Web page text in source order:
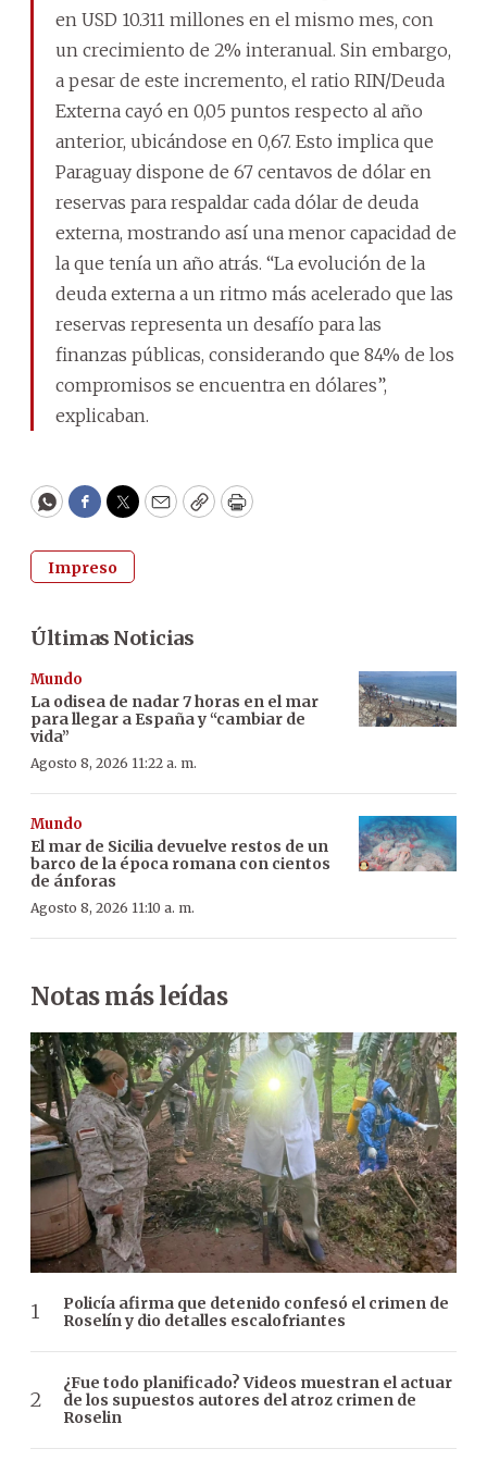
en USD 10.311 millones en el mismo mes, con
un crecimiento de 2% interanual. Sin embargo,
a pesar de este incremento, el ratio RIN/Deuda
Externa cayó en 0,05 puntos respecto al año
anterior, ubicándose en 0,67. Esto implica que
Paraguay dispone de 67 centavos de dólar en
reservas para respaldar cada dólar de deuda
externa, mostrando así una menor capacidad de
la que tenía un año atrás. “La evolución de la
deuda externa a un ritmo más acelerado que las
reservas representa un desafío para las
finanzas públicas, considerando que 84% de los
compromisos se encuentra en dólares”,
explicaban.
WhatsApp
Facebook
Twitter
EmailCopyPrint
Impreso
Últimas Noticias
Mundo
La odisea de nadar 7 horas en el mar
para llegar a España y “cambiar de
vida”
Agosto 8, 2026 11:22 a. m.
Mundo
El mar de Sicilia devuelve restos de un
barco de la época romana con cientos
de ánforas
Agosto 8, 2026 11:10 a. m.
Notas más leídas
Policía afirma que detenido confesó el crimen de
Roselín y dio detalles escalofriantes
¿Fue todo planificado? Videos muestran el actuar
de los supuestos autores del atroz crimen de
Roselin